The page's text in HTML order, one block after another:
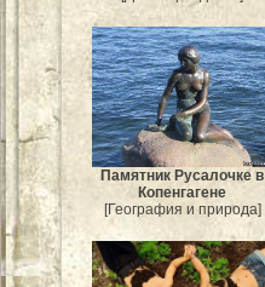
Памятник Русалочке в
Копенгагене
[География и природа]